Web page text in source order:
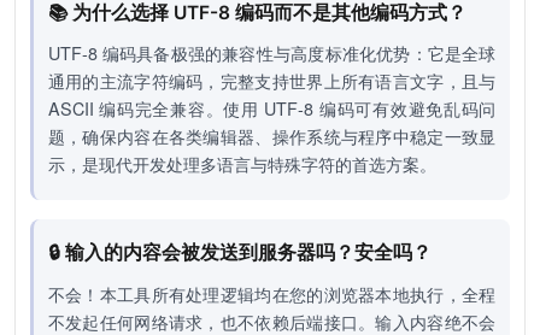
📚 为什么选择 UTF-8 编码而不是其他编码方式？
UTF-8 编码具备极强的兼容性与高度标准化优势：它是全球
通用的主流字符编码，完整支持世界上所有语言文字，且与
ASCII 编码完全兼容。使用 UTF-8 编码可有效避免乱码问
题，确保内容在各类编辑器、操作系统与程序中稳定一致显
示，是现代开发处理多语言与特殊字符的首选方案。
🔒 输入的内容会被发送到服务器吗？安全吗？
不会！本工具所有处理逻辑均在您的浏览器本地执行，全程
不发起任何网络请求，也不依赖后端接口。输入内容绝不会